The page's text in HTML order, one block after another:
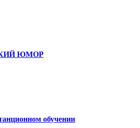
ЮМОР
обучении